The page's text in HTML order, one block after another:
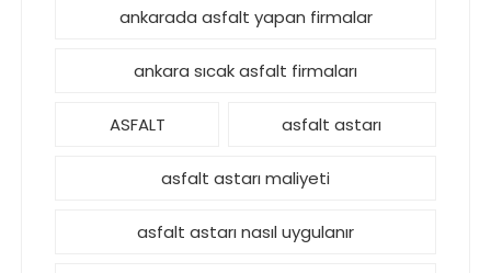
ankarada asfalt yapan firmalar
ankara sıcak asfalt firmaları
ASFALT asfalt astarı
asfalt astarı maliyeti
asfalt astarı nasıl uygulanır